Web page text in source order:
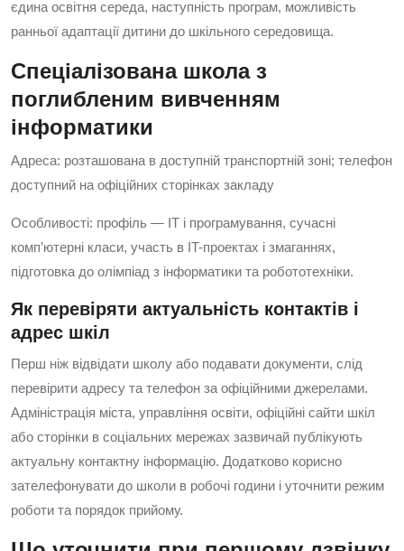
єдина освітня середа, наступність програм, можливість
ранньої адаптації дитини до шкільного середовища.
Спеціалізована школа з
поглибленим вивченням
інформатики
Адреса: розташована в доступній транспортній зоні; телефон
доступний на офіційних сторінках закладу
Особливості: профіль — IT і програмування, сучасні
комп’ютерні класи, участь в IT-проектах і змаганнях,
підготовка до олімпіад з інформатики та робототехніки.
Як перевіряти актуальність контактів і
адрес шкіл
Перш ніж відвідати школу або подавати документи, слід
перевірити адресу та телефон за офіційними джерелами.
Адміністрація міста, управління освіти, офіційні сайти шкіл
або сторінки в соціальних мережах зазвичай публікують
актуальну контактну інформацію. Додатково корисно
зателефонувати до школи в робочі години і уточнити режим
роботи та порядок прийому.